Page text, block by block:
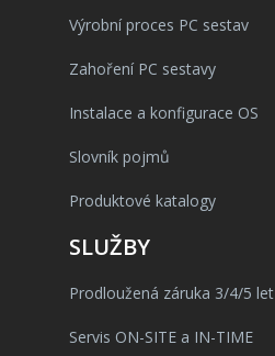
Výrobní proces PC sestav
Zahoření PC sestavy
Instalace a konfigurace OS
Slovník pojmů
Produktové katalogy
SLUŽBY
Prodloužená záruka 3/4/5 let
Servis ON-SITE a IN-TIME